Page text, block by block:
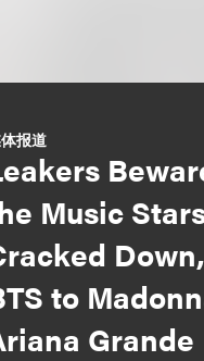
报道
Music
to
Grande